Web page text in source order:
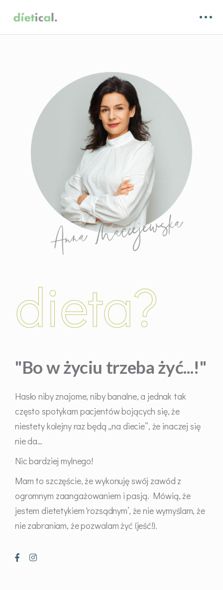
dieta?
"Bo w życiu trzeba żyć...!"
Hasło niby znajome, niby banalne, a jednak tak
często spotykam pacjentów bojących się, że
niestety kolejny raz będą „na diecie”, że inaczej się
nie da…
Nic bardziej mylnego!
Mam to szczęście, że wykonuję swój zawód z
ogromnym zaangażowaniem i pasją. Mówią, że
jestem dietetykiem 'rozsądnym’, że nie wymyślam, że
nie zabraniam, że pozwalam żyć (jeść!).